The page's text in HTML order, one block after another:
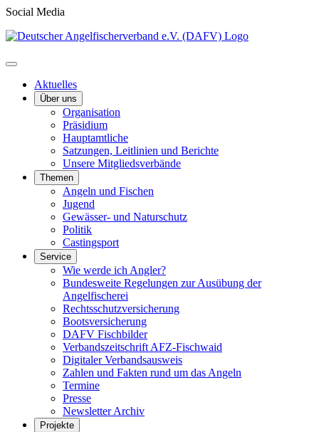
Social Media
Aktuelles
Über uns
Organisation
Präsidium
Hauptamtliche
Satzungen, Leitlinien und Berichte
Unsere Mitgliedsverbände
Themen
Angeln und Fischen
Jugend
Gewässer- und Naturschutz
Politik
Castingsport
Service
Wie werde ich Angler?
Bundesweite Regelungen zur Ausübung der
Angelfischerei
Rechtsschutzversicherung
Bootsversicherung
DAFV Fischbilder
Verbandszeitschrift AFZ-Fischwaid
Digitaler Verbandsausweis
Zahlen und Fakten rund um das Angeln
Termine
Presse
Newsletter Archiv
Projekte